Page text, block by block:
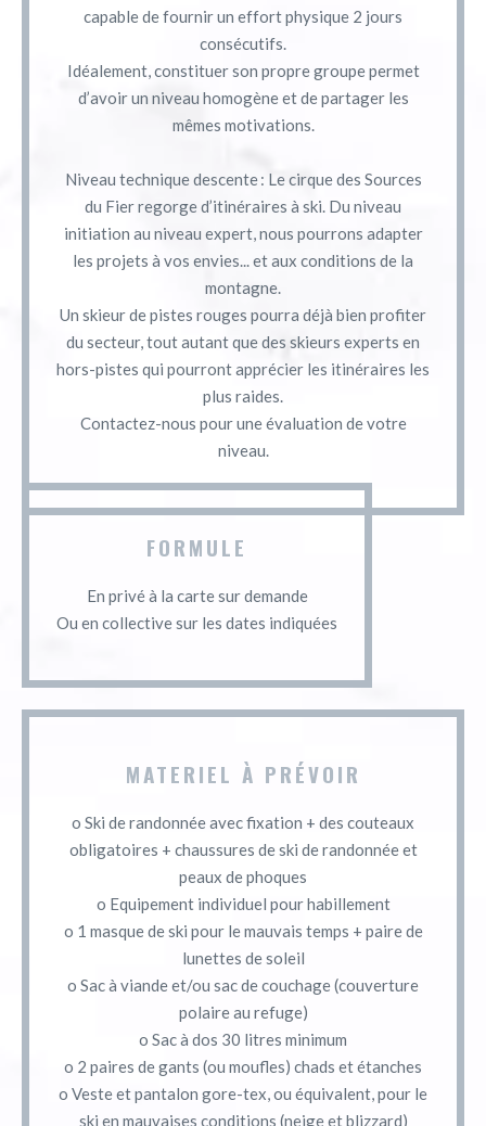
capable de fournir un effort physique 2 jours
consécutifs.
Idéalement, constituer son propre groupe permet
d’avoir un niveau homogène et de partager les
mêmes motivations.
Niveau technique descente : Le cirque des Sources
du Fier regorge d’itinéraires à ski. Du niveau
initiation au niveau expert, nous pourrons adapter
les projets à vos envies... et aux conditions de la
montagne.
Un skieur de pistes rouges pourra déjà bien profiter
du secteur, tout autant que des skieurs experts en
hors-pistes qui pourront apprécier les itinéraires les
plus raides.
Contactez-nous pour une évaluation de votre
niveau.
FORMULE
En privé à la carte sur demande
Ou en collective sur les dates indiquées
MATERIEL À PRÉVOIR
o Ski de randonnée avec fixation + des couteaux
obligatoires + chaussures de ski de randonnée et
peaux de phoques
o Equipement individuel pour habillement
o 1 masque de ski pour le mauvais temps + paire de
lunettes de soleil
o Sac à viande et/ou sac de couchage (couverture
polaire au refuge)
o Sac à dos 30 litres minimum
o 2 paires de gants (ou moufles) chads et étanches
o Veste et pantalon gore-tex, ou équivalent, pour le
ski en mauvaises conditions (neige et blizzard)